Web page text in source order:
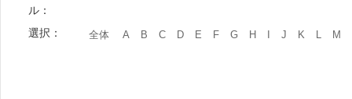
ル：
選択： 全体 A B C D E F G H I J K L M